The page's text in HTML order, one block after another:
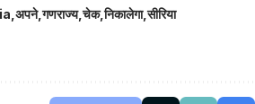
अपने गणराज्य चेक निकालेगा सीरिया